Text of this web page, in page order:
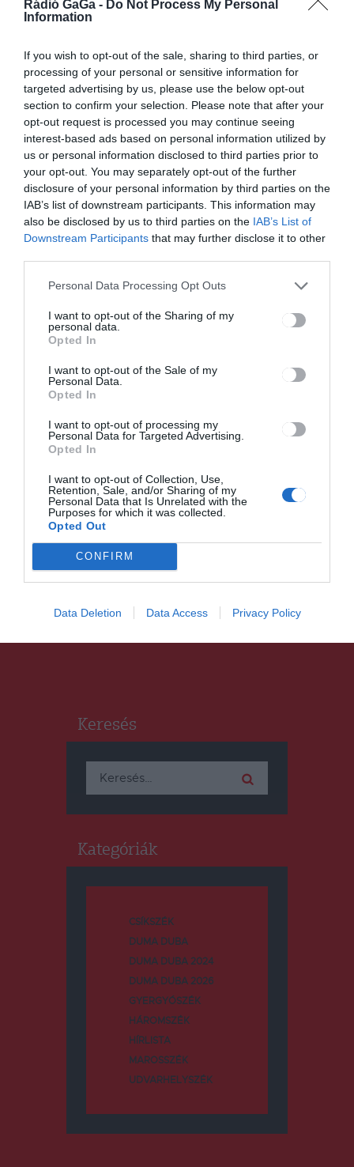
Rádió GaGa - Do Not Process My Personal
Information
If you wish to opt-out of the sale, sharing to third parties, or
processing of your personal or sensitive information for
targeted advertising by us, please use the below opt-out
section to confirm your selection. Please note that after your
opt-out request is processed you may continue seeing
interest-based ads based on personal information utilized by
us or personal information disclosed to third parties prior to
your opt-out. You may separately opt-out of the further
disclosure of your personal information by third parties on the
IAB’s list of downstream participants. This information may
also be disclosed by us to third parties on the IAB’s List of
Downstream Participants that may further disclose it to other
Personal Data Processing Opt Outs
I want to opt-out of the Sharing of my
personal data.
Opted In
I want to opt-out of the Sale of my
Personal Data.
Opted In
I want to opt-out of processing my
Personal Data for Targeted Advertising.
Opted In
I want to opt-out of Collection, Use,
Retention, Sale, and/or Sharing of my
Personal Data that Is Unrelated with the
Purposes for which it was collected.
Opted Out
CONFIRM
Data Deletion Data Access Privacy Policy
Bejegyzés
navigáció
ELŐZŐ
BEJEGYZÉS
Sepsiszentg
yörgyön
heti
rendszeress
rongálják
meg a zárt
hulladékgyű
jtőket
KÖVETKEZŐ
BEJEGYZÉS
Június 17-
én 100
millió lejes
költségvetés
háztartási
gépek
roncsprogra
mja
Tudományos verseny
diákoknak
HÁROMSZÉK
Góbéfest és Székely Fesztivál
is zajlott a hétvégén
Keresés
Keresés:
Kategóriák
CSÍKSZÉK
DUMA DUBA
DUMA DUBA 2024
DUMA DUBA 2026
GYERGYÓSZÉK
HÁROMSZÉK
HÍRLISTA
MAROSSZÉK
UDVARHELYSZÉK